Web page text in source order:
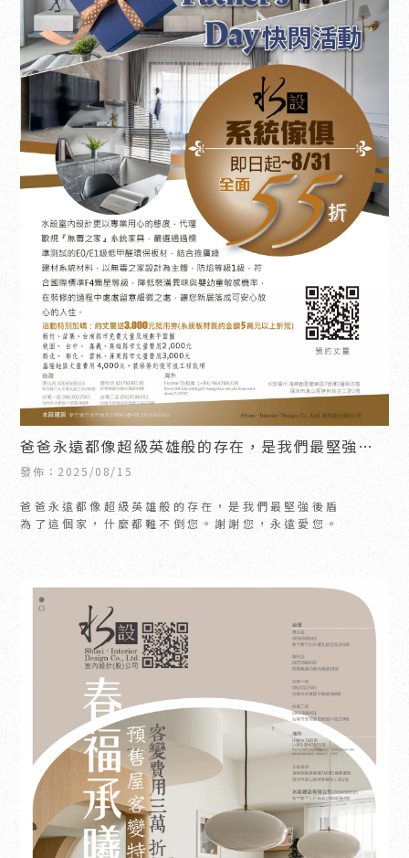
爸爸永遠都像超級英雄般的存在，是我們最堅強後
盾｜新竹住宅設計推薦｜ 竹北住宅設計推薦
發佈：2025/08/15
爸爸永遠都像超級英雄般的存在，是我們最堅強後盾
為了這個家，什麼都難不倒您。謝謝您，永遠愛您。